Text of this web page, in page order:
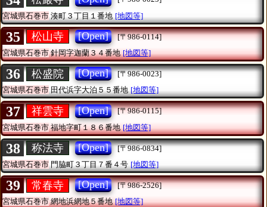
宮城県石巻市 湊町３丁目１番地 [地図等]
35 松山寺 [Open]
[〒986-0114]
宮城県石巻市針岡字迦蘭３４番地 [地図等]
36 松盛院 [Open]
[〒986-0023]
宮城県石巻市田代浜字大泊５５番地 [地図等]
37 祥雲寺 [Open]
[〒986-0115]
宮城県石巻市福地字町１８６番地 [地図等]
38 称法寺 [Open]
[〒986-0834]
宮城県石巻市 門脇町３丁目７番４号 [地図等]
39 常春寺 [Open]
[〒986-2526]
宮城県石巻市網地浜網地５番地 [地図等]